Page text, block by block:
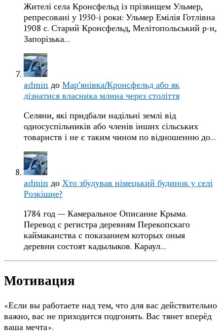
Жителі села Кронсфельд із прізвищем Ульмер,
репресовані у 1930-і роки: Ульмер Емілія Готлівна
1908 с. Старий Кронсфельд, Мелітопольський р-н,
Запорізька…
admin до Мар’янівка/Кронсфельд або як
дізнатися власника млина через століття
Селяни, які придбали надільні землі від
односуспільників або членів інших сільських
товариств і не є таким чином по відношенню до…
admin до Хто збудував німецький будинок у селі
Розкішне?
1784 год — Камеральное Описание Крыма.
Перевод с регистра деревням Перекопскаго
каймаканства с показанием которых оныя
деревни состоят кадылыков. Караул…
Мотивация
«Если вы работаете над тем, что для вас действительно
важно, вас не приходится подгонять. Вас тянет вперёд
ваша мечта».